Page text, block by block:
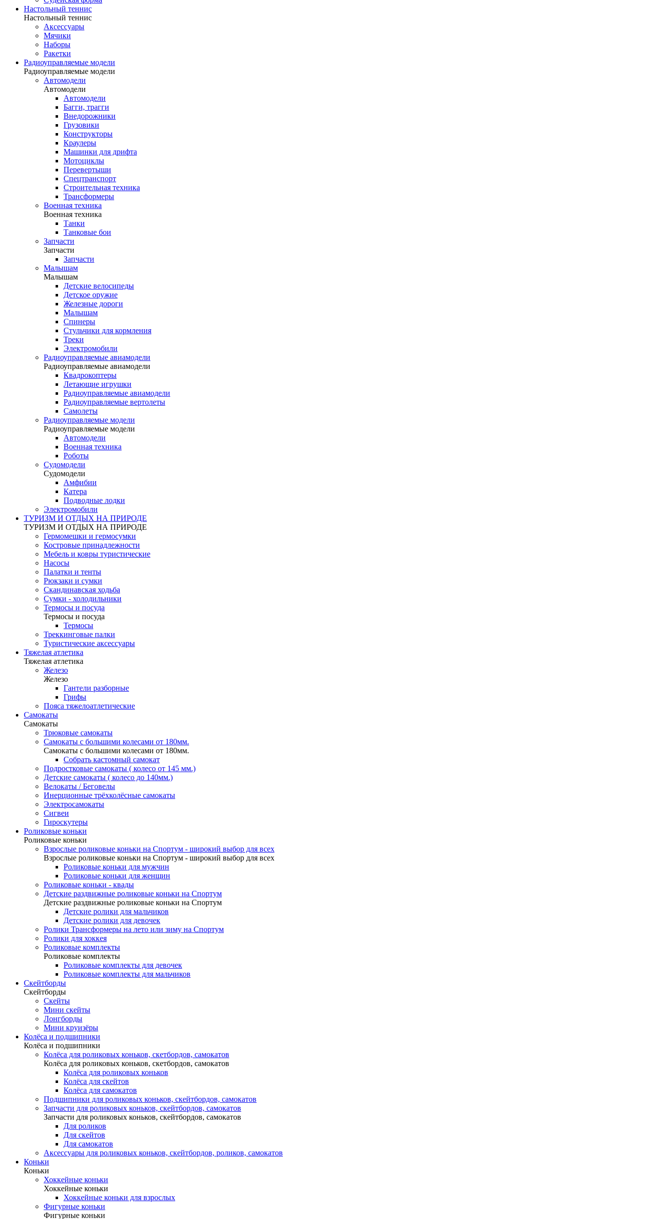
Настольный теннис
Настольный теннис
Аксессуары
Мячики
Наборы
Ракетки
Радиоуправляемые модели
Радиоуправляемые модели
Автомодели
Автомодели
Автомодели
Багги, трагги
Внедорожники
Грузовики
Конструкторы
Краулеры
Машинки для дрифта
Мотоциклы
Перевертыши
Спецтранспорт
Строительная техника
Трансформеры
Военная техника
Военная техника
Танки
Танковые бои
Запчасти
Запчасти
Запчасти
Малышам
Малышам
Детские велосипеды
Детское оружие
Железные дороги
Малышам
Спинеры
Стульчики для кормления
Треки
Электромобили
Радиоуправляемые авиамодели
Радиоуправляемые авиамодели
Квадрокоптеры
Летающие игрушки
Радиоуправляемые авиамодели
Радиоуправляемые вертолеты
Самолеты
Радиоуправляемые модели
Радиоуправляемые модели
Автомодели
Военная техника
Роботы
Судомодели
Судомодели
Амфибии
Катера
Подводные лодки
Электромобили
ТУРИЗМ И ОТДЫХ НА ПРИРОДЕ
ТУРИЗМ И ОТДЫХ НА ПРИРОДЕ
Гермомешки и гермосумки
Костровые принадлежности
Мебель и ковры туристические
Насосы
Палатки и тенты
Рюкзаки и сумки
Скандинавская ходьба
Сумки - холодильники
Термосы и посуда
Термосы и посуда
Термосы
Треккинговые палки
Туристические аксессуары
Тяжелая атлетика
Тяжелая атлетика
Железо
Железо
Гантели разборные
Грифы
Пояса тяжелоатлетические
Самокаты
Самокаты
Трюковые самокаты
Самокаты с большими колесами от 180мм.
Самокаты с большими колесами от 180мм.
Собрать кастомный самокат
Подростковые самокаты ( колесо от 145 мм.)
Детские самокаты ( колесо до 140мм.)
Велокаты / Беговелы
Инерционные трёхколёсные самокаты
Электросамокаты
Сигвеи
Гироскутеры
Роликовые коньки
Роликовые коньки
Взрослые роликовые коньки на Спортум - широкий выбор для всех
Взрослые роликовые коньки на Спортум - широкий выбор для всех
Роликовые коньки для мужчин
Роликовые коньки для женщин
Роликовые коньки - квады
Детские раздвижные роликовые коньки на Спортум
Детские раздвижные роликовые коньки на Спортум
Детские ролики для мальчиков
Детские ролики для девочек
Ролики Трансформеры на лето или зиму на Спортум
Ролики для хоккея
Роликовые комплекты
Роликовые комплекты
Роликовые комплекты для девочек
Роликовые комплекты для мальчиков
Скейтборды
Скейтборды
Скейты
Мини скейты
Лонгборды
Мини круизёры
Колёса и подшипники
Колёса и подшипники
Колёса для роликовых коньков, скетбордов, самокатов
Колёса для роликовых коньков, скетбордов, самокатов
Колёса для роликовых коньков
Колёса для скейтов
Колёса для самокатов
Подшипники для роликовых коньков, скейтбордов, самокатов
Запчасти для роликовых коньков, скейтбордов, самокатов
Запчасти для роликовых коньков, скейтбордов, самокатов
Для роликов
Для скейтов
Для самокатов
Аксессуары для роликовых коньков, скейтбордов, роликов, самокатов
Коньки
Коньки
Хоккейные коньки
Хоккейные коньки
Хоккейные коньки для взрослых
Фигурные коньки
Фигурные коньки